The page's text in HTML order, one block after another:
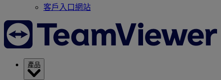
客戶入口網站
產品